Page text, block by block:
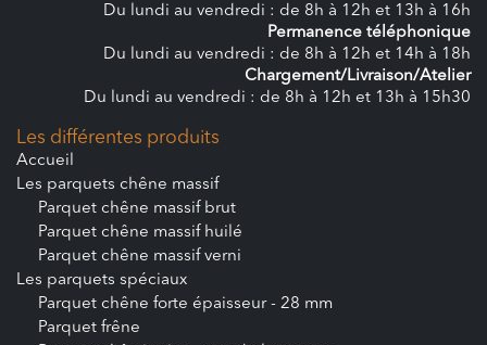
Du lundi au vendredi : de 8h à 12h et 13h à 16h
Permanence téléphonique
Du lundi au vendredi : de 8h à 12h et 14h à 18h
Chargement/Livraison/Atelier
Du lundi au vendredi : de 8h à 12h et 13h à 15h30
Les différentes produits
Accueil
Les parquets chêne massif
Parquet chêne massif brut
Parquet chêne massif huilé
Parquet chêne massif verni
Les parquets spéciaux
Parquet chêne forte épaisseur - 28 mm
Parquet frêne